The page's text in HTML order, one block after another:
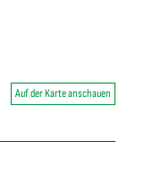
Auf der Karte anschauen